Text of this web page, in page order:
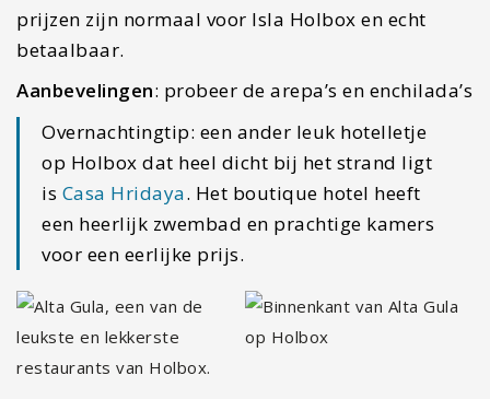
prijzen zijn normaal voor Isla Holbox en echt
betaalbaar.
Aanbevelingen: probeer de arepa’s en enchilada’s
Overnachtingtip: een ander leuk hotelletje
op Holbox dat heel dicht bij het strand ligt
is Casa Hridaya. Het boutique hotel heeft
een heerlijk zwembad en prachtige kamers
voor een eerlijke prijs.